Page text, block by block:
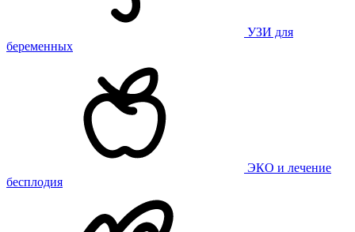
УЗИ для
беременных
ЭКО и лечение
бесплодия